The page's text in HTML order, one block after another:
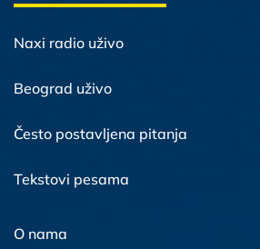
Naxi radio uživo
Beograd uživo
Često postavljena pitanja
Tekstovi pesama
O nama